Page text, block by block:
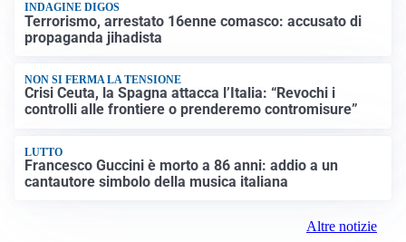
INDAGINE DIGOS
Terrorismo, arrestato 16enne comasco: accusato di
propaganda jihadista
NON SI FERMA LA TENSIONE
Crisi Ceuta, la Spagna attacca l’Italia: “Revochi i
controlli alle frontiere o prenderemo contromisure”
LUTTO
Francesco Guccini è morto a 86 anni: addio a un
cantautore simbolo della musica italiana
Altre notizie